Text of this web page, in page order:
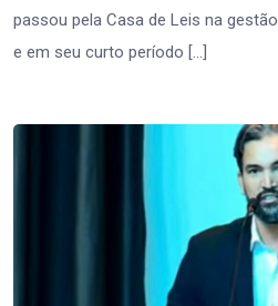
passou pela Casa de Leis na
e em seu curto período […]